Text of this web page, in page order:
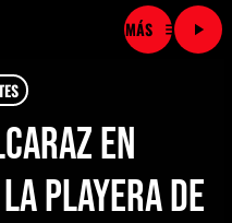
menu
play_arrow
en
playera de